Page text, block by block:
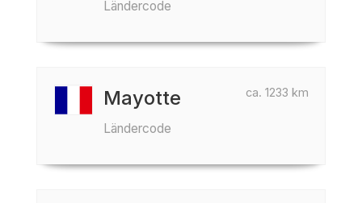
Ländercode
ca. 1233 km
Mayotte
Ländercode